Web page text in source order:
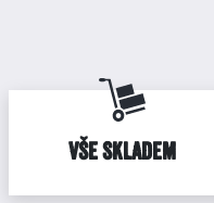
VŠE SKLADEM